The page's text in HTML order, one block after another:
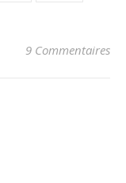
9 Commentaires